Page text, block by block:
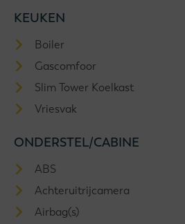
KEUKEN
Boiler
Gascomfoor
Slim Tower Koelkast
Vriesvak
ONDERSTEL/CABINE
ABS
Achteruitrijcamera
Airbag(s)